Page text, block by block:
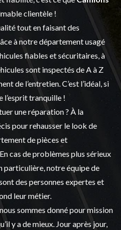
clientèle !
tout en faisant des
à notredépartement usagé
fiables et sécuritaires, à
sont inspectés de A à Z
de l’entretien . C’est l’idéal, si
l’esprit tranquille !
une réparation ? À la
pour rehausser le look de
depièces et
cas de problèmes plus sérieux
particulière, notre équipe de
des personnes expertes et
leur métier.
sommes donné pour mission
y a de mieux. Jour après jour,